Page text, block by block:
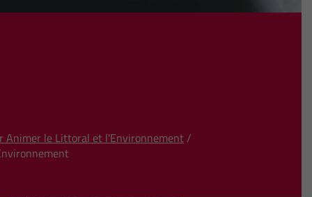
Animer le Littoral et l'Environnement/